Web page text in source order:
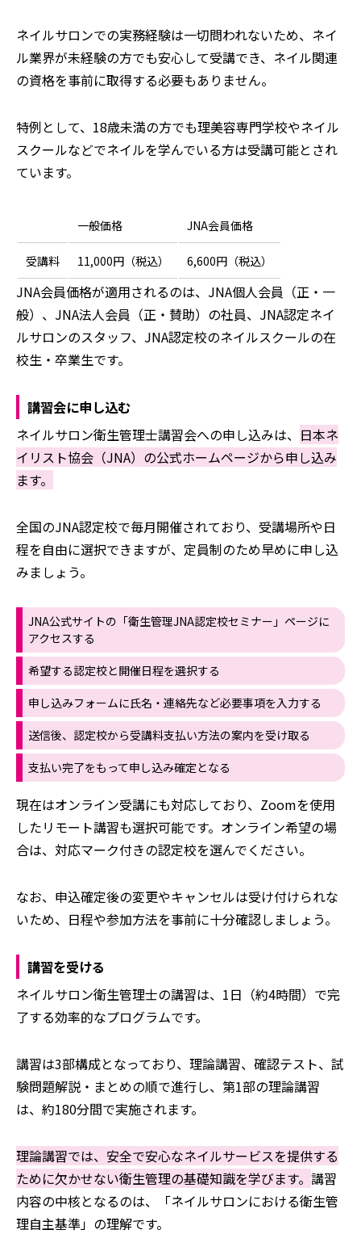
ネイルサロンでの実務経験は一切問われないため、ネイ
ル業界が未経験の方でも安心して受講でき、ネイル関連
の資格を事前に取得する必要もありません。
特例として、18歳未満の方でも理美容専門学校やネイル
スクールなどでネイルを学んでいる方は受講可能とされ
ています。
一般価格 JNA会員価格
受講料 11,000円（税込） 6,600円（税込）
JNA会員価格が適用されるのは、JNA個人会員（正・一
般）、JNA法人会員（正・賛助）の社員、JNA認定ネイ
ルサロンのスタッフ、JNA認定校のネイルスクールの在
校生・卒業生です。
講習会に申し込む
ネイルサロン衛生管理士講習会への申し込みは、 日本ネ
イリスト協会（JNA）の公式ホームページから申し込み
ます。
全国のJNA認定校で毎月開催されており、受講場所や日
程を自由に選択できますが、定員制のため早めに申し込
みましょう。
JNA公式サイトの「衛生管理JNA認定校セミナー」ページに
アクセスする
希望する認定校と開催日程を選択する
申し込みフォームに氏名・連絡先など必要事項を入力する
送信後、認定校から受講料支払い方法の案内を受け取る
支払い完了をもって申し込み確定となる
現在はオンライン受講にも対応しており、Zoomを使用
したリモート講習も選択可能です。オンライン希望の場
合は、対応マーク付きの認定校を選んでください。
なお、申込確定後の変更やキャンセルは受け付けられな
いため、日程や参加方法を事前に十分確認しましょう。
講習を受ける
ネイルサロン衛生管理士の講習は、1日（約4時間）で完
了する効率的なプログラムです。
講習は3部構成となっており、理論講習、確認テスト、試
験問題解説・まとめの順で進行し、第1部の理論講習
は、約180分間で実施されます。
理論講習では、安全で安心なネイルサービスを提供する
ために欠かせない衛生管理の基礎知識を学びます。 講習
内容の中核となるのは、「ネイルサロンにおける衛生管
理自主基準」の理解です。